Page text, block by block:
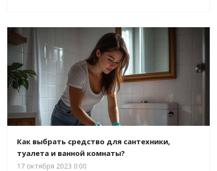
Как выбрать средство для сантехники,
туалета и ванной комнаты?
17 октября 2023 0:00